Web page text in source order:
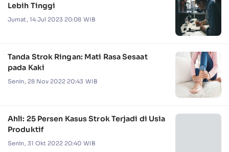
Lebih Tinggi
Jumat, 14 Jul 2023 20:08 WIB
Tanda Strok Ringan: Mati Rasa Sesaat
pada Kaki
Senin, 28 Nov 2022 20:43 WIB
Ahli: 25 Persen Kasus Strok Terjadi di Usia
Produktif
Senin, 31 Okt 2022 20:40 WIB